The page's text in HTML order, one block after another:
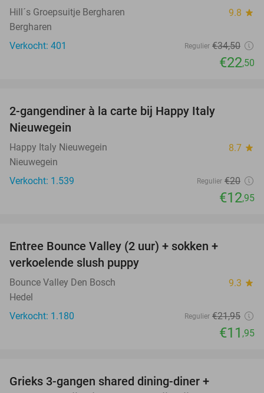
Hill´s Groepsuitje Bergharen 9.8 star
Bergharen
Verkocht: 401
Regulier €34,50
€22,50
2-gangendiner à la carte bij Happy Italy
Nieuwegein
Happy Italy Nieuwegein 8.7 star
Nieuwegein
Verkocht: 1.539
Regulier €20
€12,95
Entree Bounce Valley (2 uur) + sokken +
verkoelende slush puppy
Bounce Valley Den Bosch 9.3 star
Hedel
Verkocht: 1.180
Regulier €21,95
€11 ,95
Grieks 3-gangen shared dining-diner +